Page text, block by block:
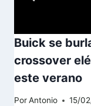
Buick se
crossover
este verano
PorAntonio 15/